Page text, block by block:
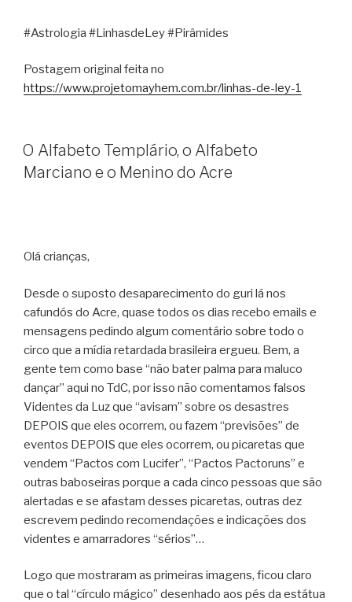
#Astrologia #LinhasdeLey #Pirâmides
Postagem original feita no
https://www.projetomayhem.com.br/linhas-de-ley-1
O Alfabeto Templário, o Alfabeto
Marciano e o Menino do Acre
Olá crianças,
Desde o suposto desaparecimento do guri lá nos
cafundós do Acre, quase todos os dias recebo emails e
mensagens pedindo algum comentário sobre todo o
circo que a mídia retardada brasileira ergueu. Bem, a
gente tem como base “não bater palma para maluco
dançar” aqui no TdC, por isso não comentamos falsos
Videntes da Luz que “avisam” sobre os desastres
DEPOIS que eles ocorrem, ou fazem “previsões” de
eventos DEPOIS que eles ocorrem, ou picaretas que
vendem “Pactos com Lucifer”, “Pactos Pactoruns” e
outras baboseiras porque a cada cinco pessoas que são
alertadas e se afastam desses picaretas, outras dez
escrevem pedindo recomendações e indicações dos
videntes e amarradores “sérios”…
Logo que mostraram as primeiras imagens, ficou claro
que o tal “círculo mágico” desenhado aos pés da estátua